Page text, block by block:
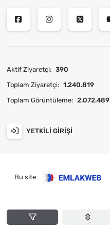
Aktif Ziyaretçi: 390
Toplam Ziyaretçi: 1.240.819
Toplam Görüntüleme: 2.072.489
YETKILI GIRIŞI
Bu site